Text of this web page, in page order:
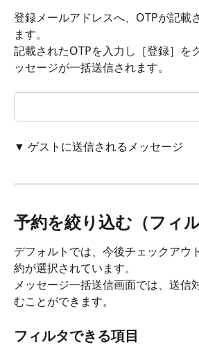
登録メールアドレスへ、OTPが記載
ます。
記載されたOTPを入力し［登録］を
ッセージが一括送信されます。
▼ ゲストに送信されるメッセージ
予約を絞り込む（フィ
デフォルトでは、今後チェックアウ
約が選択されています。
メッセージ一括送信画面では、送信
むことができます。
フィルタできる項目